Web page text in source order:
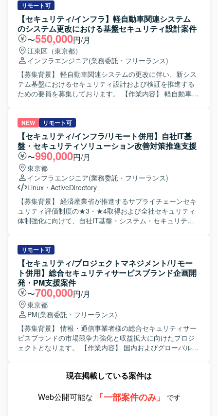
け、課題解決のためのサポート、規程や様式など必要ツー
ルの作成を行っていただきます。また、顧客や関連組織か
らの問い合わせ対応、助言、支援、報告書などの資料作
成、各種会議の準備（アジェンダ作成等）、ファシリテー
ト、議事録作成、スケジュール管理も行っていただきま
す。さらに、セキュリティに関するアセスメント、運用、
アドバイザリや、システム導入に関するセキュリティリス
ク評価、アドバイザリにも携わっていただきます。 【求め
る人物像】 ホスピタリティがあり、丁寧なコミュニケーシ
ョンを取れる方を求めております。 【ポジションの魅力】
から運用まで幅広い領域に携わることができる環境です。
セキュリティ施策推進の中核メンバーとして、顧客や関連
組織と連携しながら実践的な経験を積むことができます。
【開発環境】 セキュリティ施策推進に関する各種ツールや
文書テンプレートを活用しながら、セキュリティ規程に基
づくPDCA活動を行う環境です。
リモート可
【セキュリティ/インフラ】軽自動車関連システム
のシステム更改における基盤セキュリティ設計案件
〜550,000円/月
江東区（東京都）
インフラエンジニア(業務委託・フリーランス)
【募集背景】 軽自動車関連システムの更改に伴い、新シス
テム基盤におけるセキュリティ設計および検証を推進する
ための要員を募集しております。 【作業内容】 軽自動車関
していただきます。現行システムおよび要件を踏まえた基
盤構成設計、セキュリティ対策製品の選定・設定方針策
定、環境構築およびシステム基盤テストまで一連の工程に
関与していただきます。 【求める人物像】 基盤構成やセキ
ュリティ対策に関する知見を活かし、自律的に設計・検証
を推進できる方を求めております。関係者とのコミュニケ
ーションを図りながら、長期にわたり責任感を持って取り
組んでいただける方にマッチするポジションです。 【ポジ
ションの魅力】 大規模なシステム更改プロジェクトにおい
て、要件定義からシステム基盤テストまで長期にわたり一
貫して参画いただけるため、セキュリティ設計・基盤設計
ができる環境です。 【開発環境】 セキュリティ対策製品を
組み合わせたシステム基盤環境上で、検証用環境と作業用
環境を使い分けながら設計・試験を実施していただきま
す。
NEW リモート可
【セキュリティ/インフラ/リモート併用】自社IT基
盤・セキュリティソリューション改善対策推進支援
〜990,000円/月
東京都
インフラエンジニア(業務委託・フリーランス)
Linux ・ ActiveDirectory
【募集背景】 経済産業省が推進するサプライチェーンセキ
ュリティ評価制度の★3・★4取得および全社セキュリティ
体制強化に向けて、自社IT基盤・システム・セキュリティ
リティ専門家の指示のもと、自社システム部門と密に連携
しながら、システム・IT基盤のアセスメント推進をご担当
いただきます。自社IT環境（ネットワーク、サーバ、クラ
ウド、ID管理、エンドポイント等）の各種設定・運用状況
のヒアリングおよび現状整理、SCS評価基準と自社システ
ム現状とのFit&Gap分析の補助を行っていただきます。導き
出された課題に対する具体的な技術的対策案（MFA強化、
ログ取得・監視設定、アクセス制御見直し等）の検討サポ
ート、システム部門・ベンダーに対する要件定義・設定変
更指示・課題管理の実行を行っていただきます。自社シス
テム部門へ日常的にアプローチ・伴走し、対策導入に向け
更新もご担当いただきます。 【求める人物像】 机上の理想
ち、自発的に手を動かせる現場密着・ハンズオン指向の方
リモート可
【セキュリティ/プロジェクトマネジメント/リモー
ト併用】総合セキュリティサービスブランド企画開
発・PM支援案件
〜700,000円/月
東京都
PM(業務委託・フリーランス)
【募集背景】 情報・通信事業者様の総合セキュリティサー
ビスブランドの市場競争力強化と収益拡大に向けたプロジ
ェクトとなります。 【作業内容】 国内およびグローバル向
入する際のPM担当として、要件定義から運用まで一連のフ
計画、要件管理、スケジュール管理、コスト管理、品質管
現在掲載している案件は
Web公開可能な
「一部案件のみ」 です